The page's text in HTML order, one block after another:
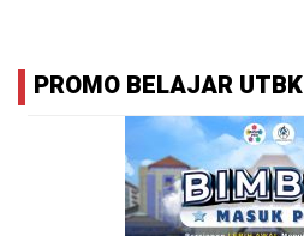
PROMO BELAJAR UTBK